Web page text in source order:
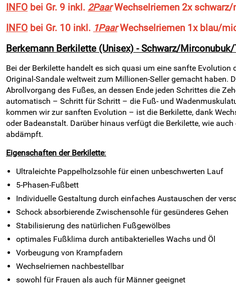
INFO bei Gr. 9 inkl. 2PaarWechselriemen 2x schwarz/
INFO bei Gr. 10 inkl. 1PaarWechselriemen 1x blau/
Berkemann Berkilette (Unisex) - Schwarz/Mirconubuk/
Bei der Berkilette handelt es sich quasi um eine sanfte
Original-Sandale weltweit zum Millionen-Seller gemacht haben.
Abrollvorgang des Fußes, an dessen Ende jeden Schrittes die
automatisch – Schritt für Schritt – die Fuß- und
kommen wir zur sanften Evolution – ist die Berkilette, dank
oder Badeanstalt. Darüber hinaus verfügt die Berkilette, wie
abdämpft.
Eigenschaften der Berkilette:
Ultraleichte Pappelholzsohle für einen unbeschwerten Lauf
5-Phasen-Fußbett
Individuelle Gestaltung durch einfaches Austauschen der
Schock absorbierende Zwischensohle für gesünderes Gehen
Stabilisierung des natürlichen Fußgewölbes
optimales Fußklima durch antibakterielles Wachs und Öl
Vorbeugung von Krampfadern
Wechselriemen nachbestellbar
sowohl für Frauen als auch für Männer geeignet